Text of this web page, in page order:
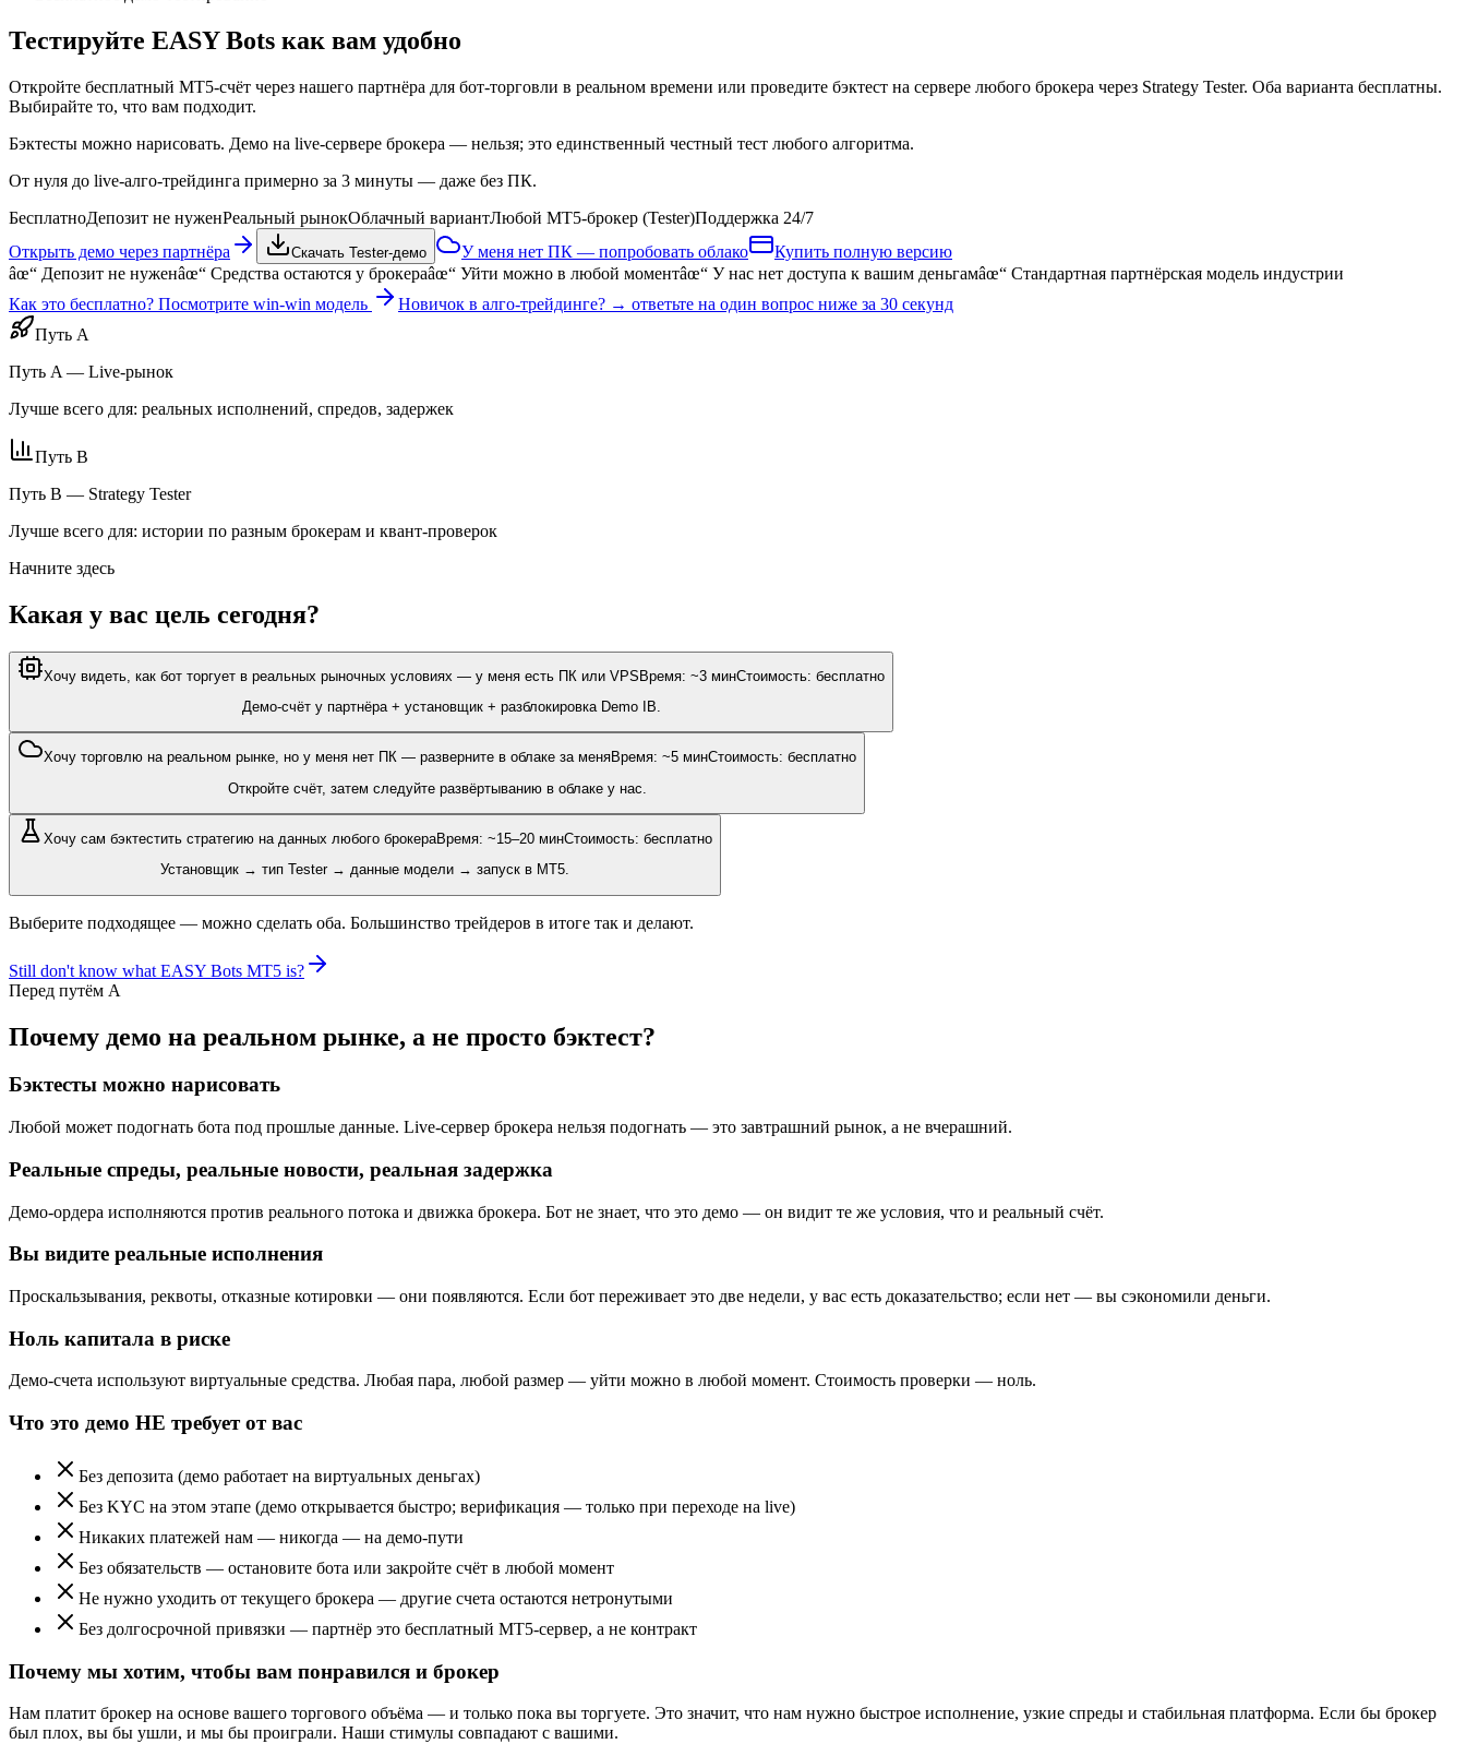
Тестируйте EASY Bots как вам удобно
Откройте бесплатный MT5-счёт через нашего партнёра для бот-торговли в реальном времени или проведите бэктест на сервере любого брокера через Strategy Tester. Оба варианта бесплатны.
Выбирайте то, что вам подходит.
Бэктесты можно нарисовать. Демо на live-сервере брокера — нельзя; это единственный честный тест любого алгоритма.
От нуля до live-алго-трейдинга примерно за 3 минуты — даже без ПК.
БесплатноДепозит не нуженРеальный рынокОблачный вариантЛюбой MT5-брокер (Tester)Поддержка 24/7
Открыть демо через партнёра
Скачать Tester-демо У меня нет ПК — попробовать облако
Купить полную версию
âœ“ Депозит не нуженâœ“ Средства остаются у брокераâœ“ Уйти можно в любой моментâœ“ У нас нет доступа к вашим деньгамâœ“ Стандартная партнёрская модель индустрии
Как это бесплатно? Посмотрите win-win модель
Новичок в алго-трейдинге? → ответьте на один вопрос ниже за 30 секунд
Путь A
Путь A — Live-рынок
Лучше всего для: реальных исполнений, спредов, задержек
Путь B
Путь B — Strategy Tester
Лучше всего для: истории по разным брокерам и квант-проверок
Начните здесь
Какая у вас цель сегодня?
Хочу видеть, как бот торгует в реальных рыночных условиях — у меня есть ПК или VPSВремя: ~3 минСтоимость: бесплатно
Демо-счёт у партнёра + установщик + разблокировка Demo IB.
Хочу торговлю на реальном рынке, но у меня нет ПК — разверните в облаке за меняВремя: ~5 минСтоимость: бесплатно
Откройте счёт, затем следуйте развёртыванию в облаке у нас.
Хочу сам бэктестить стратегию на данных любого брокераВремя: ~15–20 минСтоимость: бесплатно
Установщик → тип Tester → данные модели → запуск в MT5.
Выберите подходящее — можно сделать оба. Большинство трейдеров в итоге так и делают.
Still don't know what EASY Bots MT5 is?
Перед путём A
Почему демо на реальном рынке, а не просто бэктест?
Бэктесты можно нарисовать
Любой может подогнать бота под прошлые данные. Live-сервер брокера нельзя подогнать — это завтрашний рынок, а не вчерашний.
Реальные спреды, реальные новости, реальная задержка
Демо-ордера исполняются против реального потока и движка брокера. Бот не знает, что это демо — он видит те же условия, что и реальный счёт.
Вы видите реальные исполнения
Проскальзывания, реквоты, отказные котировки — они появляются. Если бот переживает это две недели, у вас есть доказательство; если нет — вы сэкономили деньги.
Ноль капитала в риске
Демо-счета используют виртуальные средства. Любая пара, любой размер — уйти можно в любой момент. Стоимость проверки — ноль.
Что это демо НЕ требует от вас
Без депозита (демо работает на виртуальных деньгах)
Без KYC на этом этапе (демо открывается быстро; верификация — только при переходе на live)
Никаких платежей нам — никогда — на демо-пути
Без обязательств — остановите бота или закройте счёт в любой момент
Не нужно уходить от текущего брокера — другие счета остаются нетронутыми
Без долгосрочной привязки — партнёр это бесплатный MT5-сервер, а не контракт
Почему мы хотим, чтобы вам понравился и брокер
Нам платит брокер на основе вашего торгового объёма — и только пока вы торгуете. Это значит, что нам нужно быстрое исполнение, узкие спреды и стабильная платформа. Если бы брокер
был плох, вы бы ушли, и мы бы проиграли. Наши стимулы совпадают с вашими.